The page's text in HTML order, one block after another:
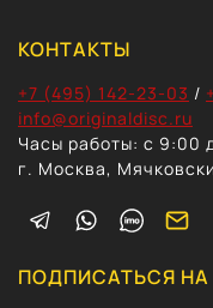
КОНТАКТЫ
+7 (495) 142-23-03 /
info@originaldisc.ru
Часы работы: с 9:00
г. Москва,
ПОДПИСАТЬСЯ